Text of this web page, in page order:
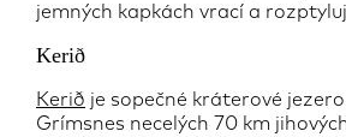
jemných kapkách vrací a
Kerið
Kerið je sopečné kráterové
Grímsnes necelých 70 km